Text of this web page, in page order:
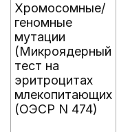
Хромосомные/
геномные
мутации
(Микроядерный
тест на
эритроцитах
млекопитающих
(ОЭСР N 474)